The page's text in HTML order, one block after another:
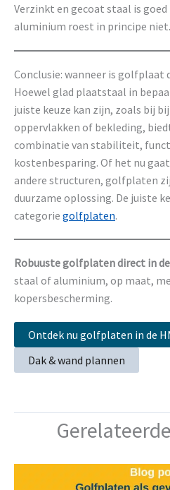
Verzinkt en gecoat staal is
aluminium roest in principe niet.
Conclusie: wanneer is golfplaat
Hoewel glad plaatstaal in
juiste keuze kan zijn, zoals bij
oppervlakken of bekleding,
combinatie van stabiliteit,
kostenbesparing. Of het nu
andere structuren, golfplaten
duurzame oplossing. De juiste
categorie golfplaten.
Robuuste golfplaten direct in
staal of aluminium, op maat,
kopersbescherming.
Ontdek nu golfplaten in de
Dak & wand plannen